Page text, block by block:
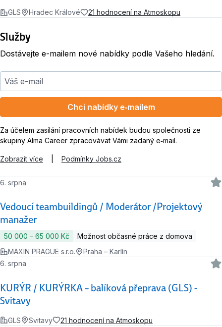
GLS Hradec Králové 21 hodnocení na Atmoskopu
Služby
Dostávejte e-mailem nové nabídky podle Vašeho hledání.
Váš e-mail
Chci nabídky e‑mailem
Za účelem zasílání pracovních nabídek budou společnosti ze
skupiny Alma Career zpracovávat Vámi zadaný e‑mail.
Zobrazit více Podmínky Jobs.cz
Vedoucí teambuildingů / Moderátor /Projektový
manažer
6. srpna
50 000 ‍–‍ 65 000 Kč
Možnost občasné práce z domova
MAXIN PRAGUE s.r.o.
Praha – Karlín
KURÝR / KURÝRKA – balíková přeprava (GLS) -
Svitavy
6. srpna
GLS Svitavy 21 hodnocení na Atmoskopu